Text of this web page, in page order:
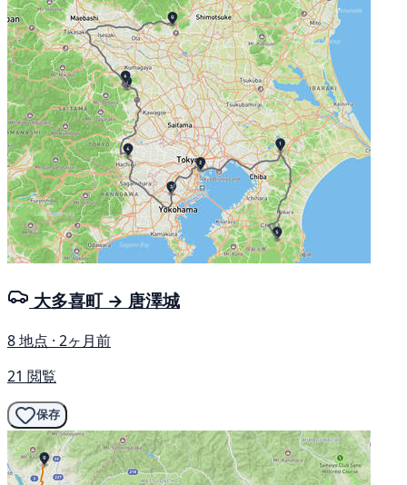
大多喜町 → 唐澤城
8 地点 · 2ヶ月前
21 閲覧
保存